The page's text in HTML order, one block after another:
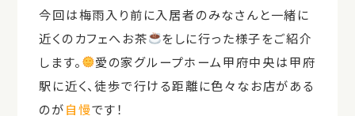
今回は梅雨入り前に入居者のみなさんと一緒に
近くのカフェへお茶
をしに行った様子をご紹介
します。
愛の家グループホーム甲府中央は甲府
駅に近く、徒歩で行ける距離に色々なお店がある
のが自慢です！